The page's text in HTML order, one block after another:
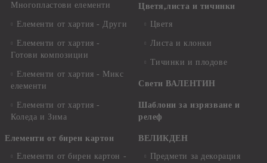
Многопластови елементи
Елементи от хартия - Други
Елементи от хартия -
Готови композиции
Елементи от хартия - Микс
елементи
Елементи от хартия -
Коледа и Зима
Елементи от бирен картон
Елементи от бирен картон -
Цветя,листа и тичинки
Цветя
Листа и клонки
Тичинки и плодове
Свети ВАЛЕНТИН
Шаблони за изрязване и
релеф
ВЕЛИКДЕН
Предмети за декорация